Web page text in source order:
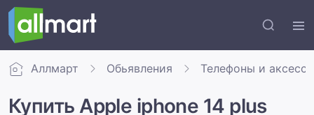
Аллмарт Обьявления Телефоны и
Купить Apple iphone 14 plus